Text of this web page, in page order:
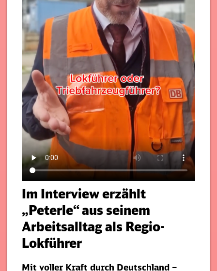
Im Interview erzählt
„Peterle“ aus seinem
Arbeitsalltag als Regio-
Lokführer
Mit voller Kraft durch Deutschland –